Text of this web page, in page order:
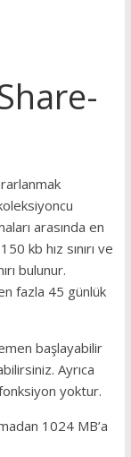
arasında en
kb hız sınırı ve
bulunur.
fazla 45 günlük
başlayabilir
Ayrıca
yoktur.
1024 MB’a